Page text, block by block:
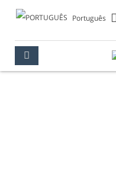
Português